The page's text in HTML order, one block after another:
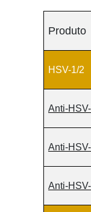
Produto
HSV-1/2
Anti-
Anti-
Anti-